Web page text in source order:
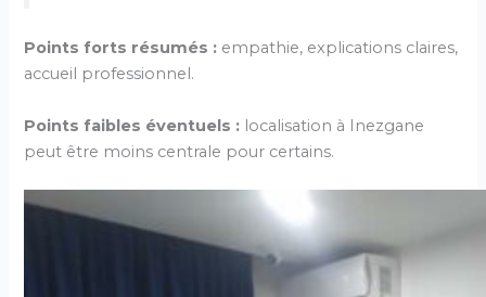
Points forts résumés : empathie, explications claires,
accueil professionnel.
Points faibles éventuels : localisation à Inezgane
peut être moins centrale pour certains.